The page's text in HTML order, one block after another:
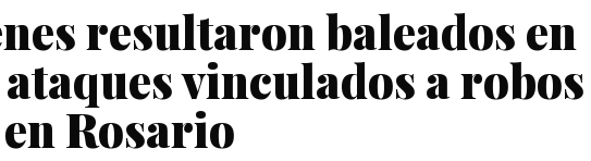
resultaron baleados en
vinculados a robos
Rosario